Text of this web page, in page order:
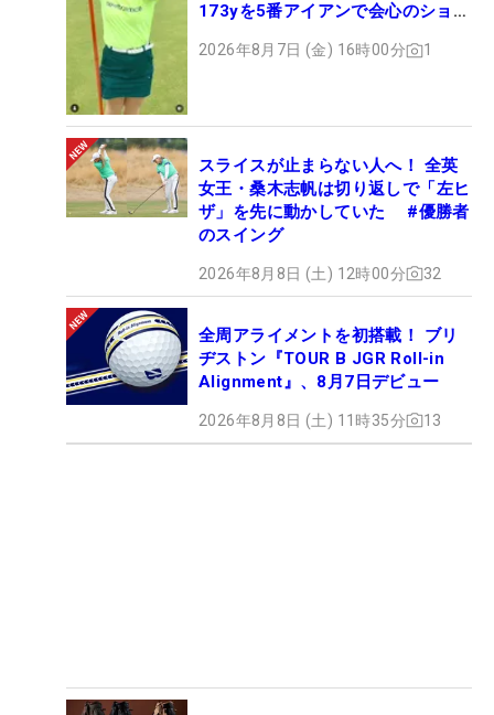
173yを5番アイアンで会心のショッ
2026年8月7日 (金) 16時00分 1
スライスが止まらない人へ！ 全英
女王・桑木志帆は切り返しで「左ヒ
ザ」を先に動かしていた #優勝者
のスイング
2026年8月8日 (土) 12時00分 32
全周アライメントを初搭載！ ブリ
ヂストン『TOUR B JGR Roll-in
Alignment』、8月7日デビュー
2026年8月8日 (土) 11時35分 13